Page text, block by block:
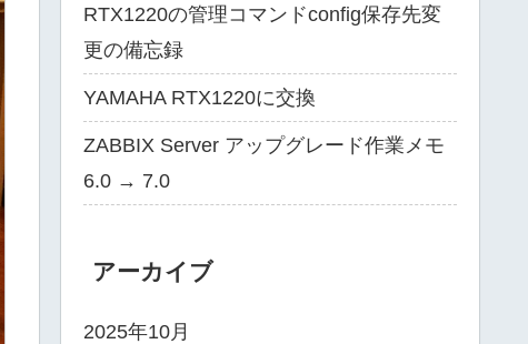
RTX1220の管理コマンドconfig保存先変
更の備忘録
YAMAHA RTX1220に交換
ZABBIX Server アップグレード作業メモ
6.0 → 7.0
アーカイブ
2025年10月